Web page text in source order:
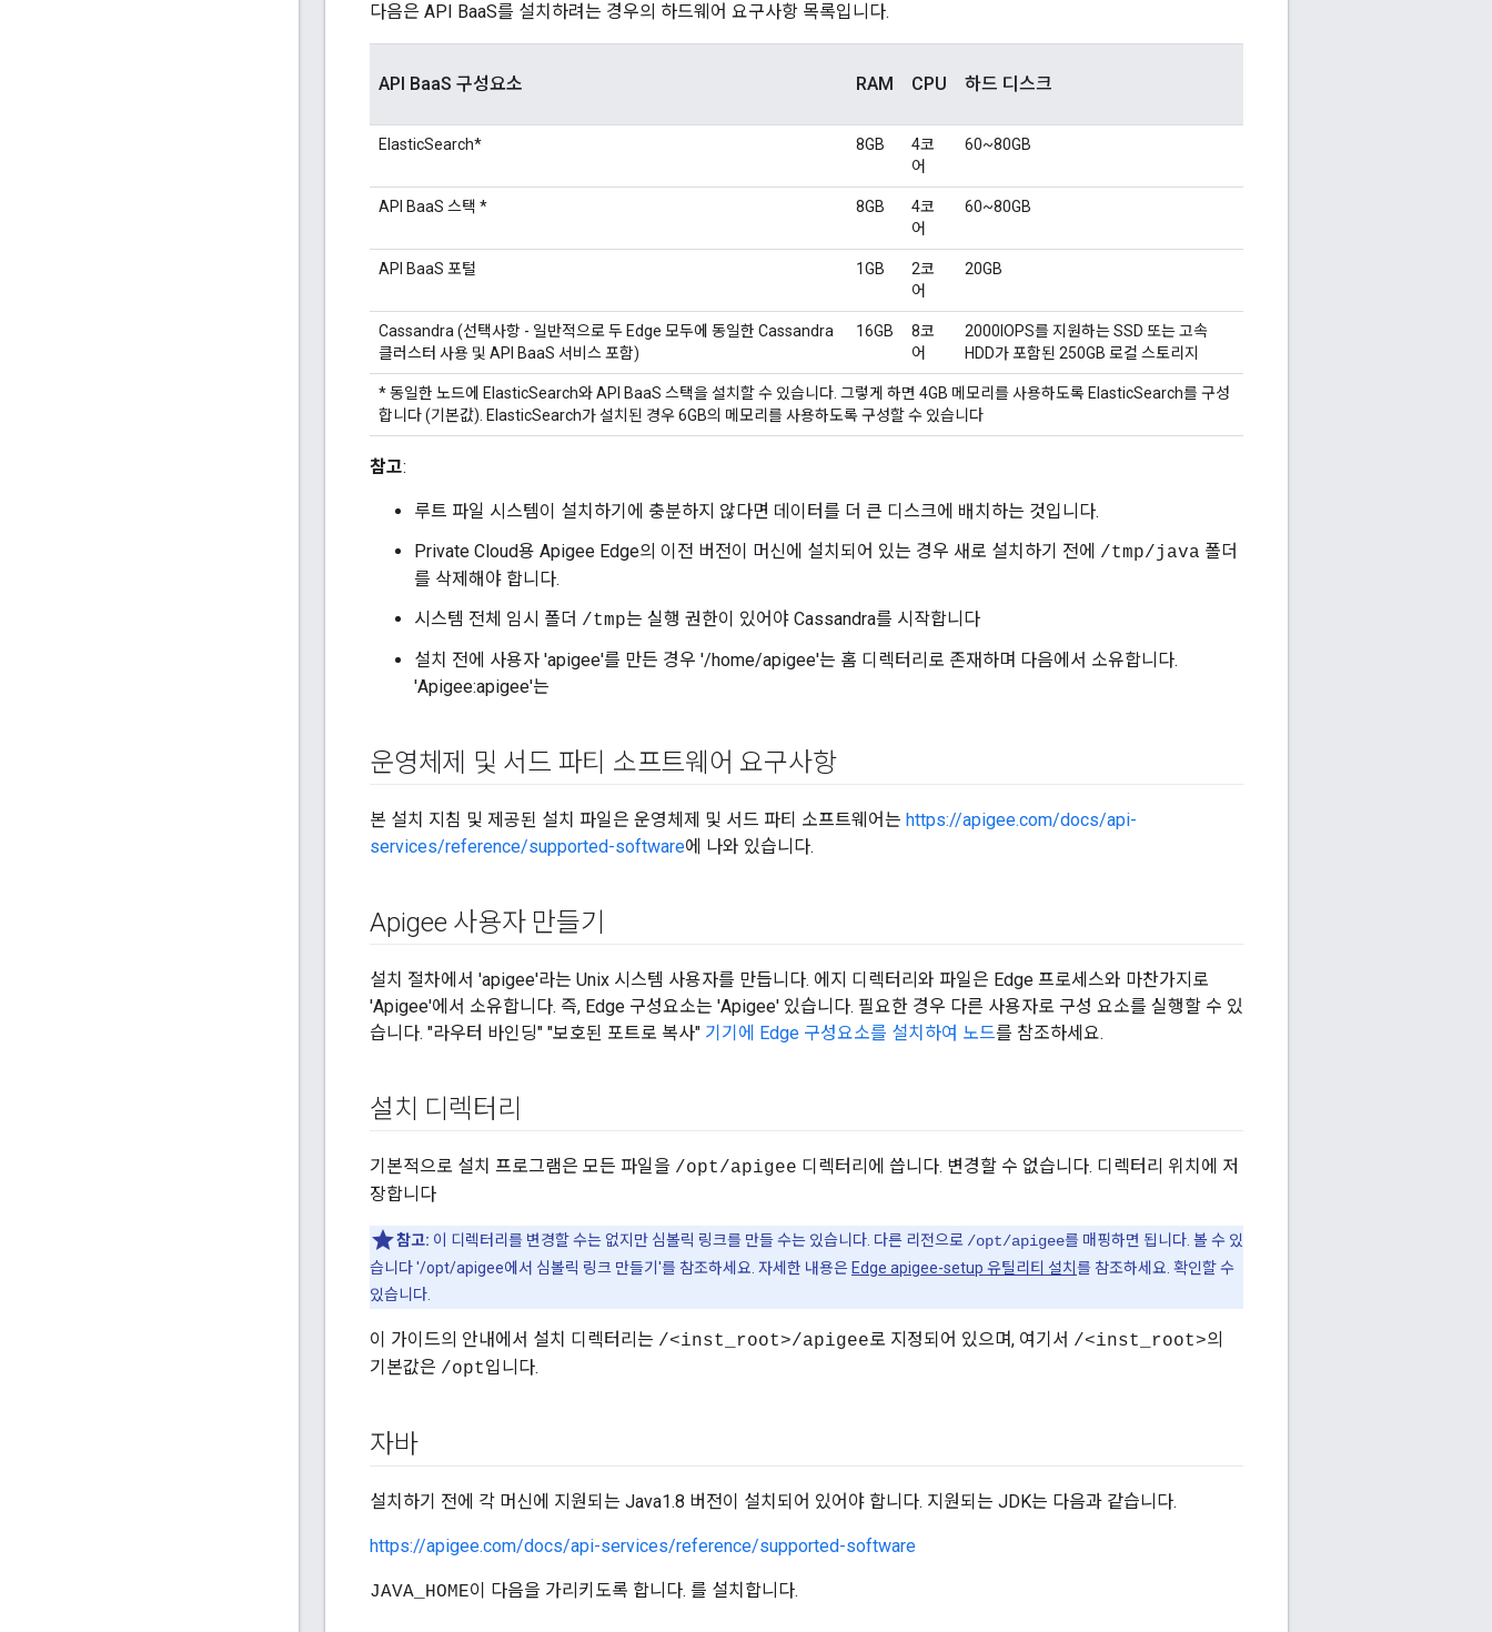
다음은 API BaaS를 설치하려는 경우의 하드웨어 요구사항 목록입니다.
API BaaS 구성요소 RAM CPU 하드 디스크
ElasticSearch* 8GB
4코
어
60~80GB
API BaaS 스택 * 8GB
4코
어
60~80GB
API BaaS 포털 1GB
2코
어
20GB
Cassandra (선택사항 - 일반적으로 두 Edge 모두에 동일한 Cassandra
클러스터 사용 및 API BaaS 서비스 포함)
16GB
8코
어
2000IOPS를 지원하는 SSD 또는 고속
HDD가 포함된 250GB 로컬 스토리지
* 동일한 노드에 ElasticSearch와 API BaaS 스택을 설치할 수 있습니다. 그렇게 하면 4GB 메모리를 사용하도록 ElasticSearch를 구성
합니다 (기본값). ElasticSearch가 설치된 경우 6GB의 메모리를 사용하도록 구성할 수 있습니다
참고:
루트 파일 시스템이 설치하기에 충분하지 않다면 데이터를 더 큰 디스크에 배치하는 것입니다.
Private Cloud용 Apigee Edge의 이전 버전이 머신에 설치되어 있는 경우 새로 설치하기 전에 /tmp/java 폴더
를 삭제해야 합니다.
시스템 전체 임시 폴더 /tmp는 실행 권한이 있어야 Cassandra를 시작합니다
설치 전에 사용자 'apigee'를 만든 경우 '/home/apigee'는 홈 디렉터리로 존재하며 다음에서 소유합니다.
'Apigee:apigee'는
운영체제 및 서드 파티 소프트웨어 요구사항
본 설치 지침 및 제공된 설치 파일은 운영체제 및 서드 파티 소프트웨어는 https://apigee.com/docs/api-
services/reference/supported-software에 나와 있습니다.
Apigee 사용자 만들기
설치 절차에서 'apigee'라는 Unix 시스템 사용자를 만듭니다. 에지 디렉터리와 파일은 Edge 프로세스와 마찬가지로
'Apigee'에서 소유합니다. 즉, Edge 구성요소는 'Apigee' 있습니다. 필요한 경우 다른 사용자로 구성 요소를 실행할 수 있
습니다. "라우터 바인딩" "보호된 포트로 복사" 기기에 Edge 구성요소를 설치하여 노드를 참조하세요.
설치 디렉터리
기본적으로 설치 프로그램은 모든 파일을 /opt/apigee 디렉터리에 씁니다. 변경할 수 없습니다. 디렉터리 위치에 저
장합니다
참고: 이 디렉터리를 변경할 수는 없지만 심볼릭 링크를 만들 수는 있습니다. 다른 리전으로 /opt/apigee를 매핑하면 됩니다. 볼 수 있
습니다 '/opt/apigee에서 심볼릭 링크 만들기'를 참조하세요. 자세한 내용은 Edge apigee-setup 유틸리티 설치 를 참조하세요. 확인할 수
있습니다.
이 가이드의 안내에서 설치 디렉터리는 /<inst_root>/apigee로 지정되어 있으며, 여기서 /<inst_root>의
기본값은 /opt입니다.
자바
설치하기 전에 각 머신에 지원되는 Java1.8 버전이 설치되어 있어야 합니다. 지원되는 JDK는 다음과 같습니다.
https://apigee.com/docs/api-services/reference/supported-software
JAVA_HOME이 다음을 가리키도록 합니다. 를 설치합니다.